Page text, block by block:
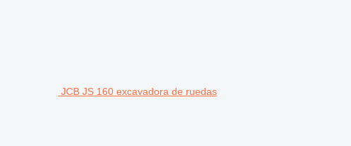
JCB JS 160 excavadora de ruedas